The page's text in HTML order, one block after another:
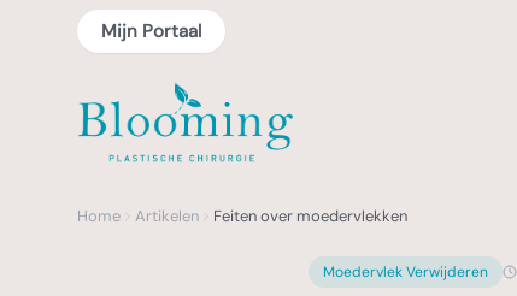
Mijn Portaal
Home Artikelen Feiten over moedervlekken
Moedervlek Verwijderen